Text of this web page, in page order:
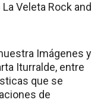
Veleta Rock and
Imágenes y
Iturralde, entre
que se
de